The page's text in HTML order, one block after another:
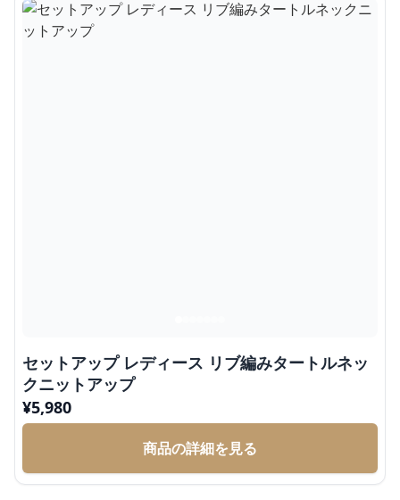
セットアップ レディース リブ編みタートルネッ
クニットアップ
¥5,980
商品の詳細を見る